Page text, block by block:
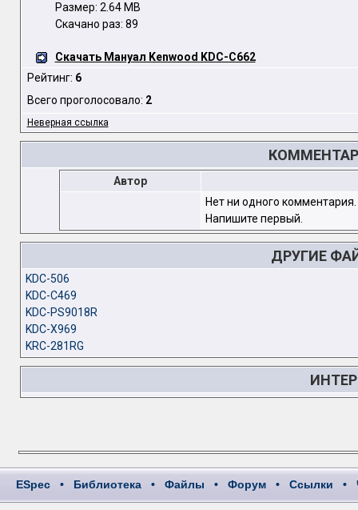
Размер: 2.64 MB
Скачано раз: 89
Скачать Мануал Kenwood KDC-C662
Рейтинг: 6
Всего проголосовало: 2
Неверная ссылка
Автор
Нет ни одного комментария.
Напишите первый.
ДРУГИЕ
KDC-506
KDC-C469
KDC-PS9018R
KDC-X969
KRC-281RG
ESpec • Библиотека • Файлы • Форум • Ссылки •